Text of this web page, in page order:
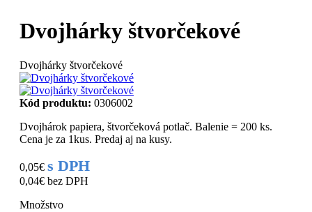
Dvojhárky štvorčekové
Dvojhárky štvorčekové
Kód produktu: 0306002
Dvojhárok papiera, štvorčeková potlač. Balenie = 200 ks.
Cena je za 1kus. Predaj aj na kusy.
0,05€ s DPH
0,04€ bez DPH
Množstvo